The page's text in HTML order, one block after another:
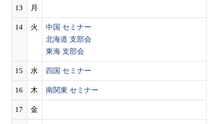
13 月
14 火
中国 セミナー
北海道 支部会
東海 支部会
15 水 四国 セミナー
16 木 南関東 セミナー
17 金